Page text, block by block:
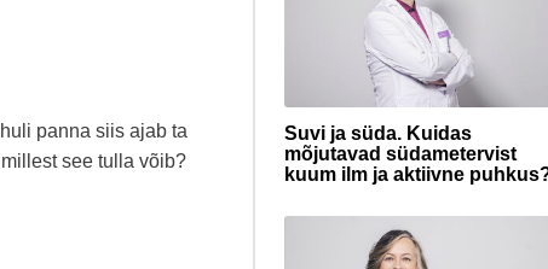
Suvi ja süda. Kuidas
mõjutavad südametervist
kuum ilm ja aktiivne
panna siis ajab ta
see tulla võib?